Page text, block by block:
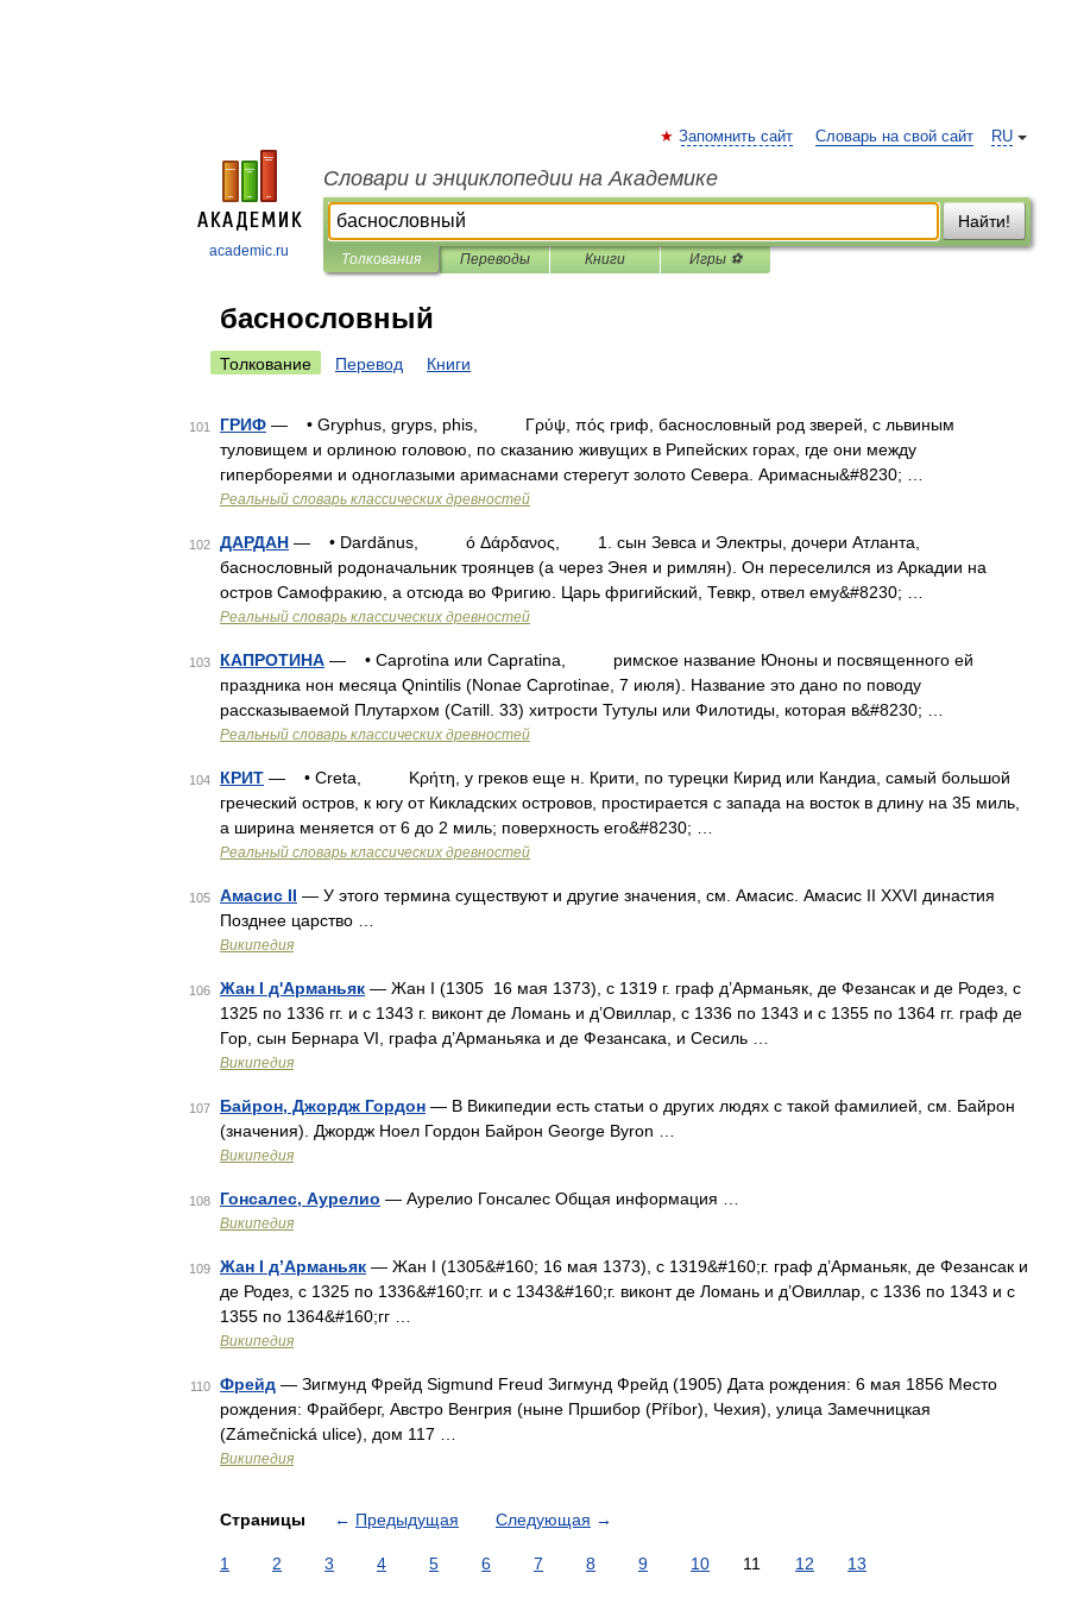
academic.ru
RU
Запомнить сайт Словарь на свой сайт
Словари и энциклопедии на Академике
Найти!
Толкования Переводы Книги Игры ⚽
баснословный
Толкование Перевод Книги
101 ГРИФ — • Gryphus, gryps, phis, Γρύψ, πός гриф, баснословный род зверей, с львиным
туловищем и орлиною головою, по сказанию живущих в Рипейских горах, где они между
гипербореями и одноглазыми аримаснами стерегут золото Севера. Аримасны&#8230; …
Реальный словарь классических древностей
102 ДАРДАН — • Dardănus, ó Δάρδανος, 1. сын Зевса и Электры, дочери Атланта,
баснословный родоначальник троянцев (а через Энея и римлян). Он переселился из Аркадии на
остров Самофракию, а отсюда во Фригию. Царь фригийский, Тевкр, отвел ему&#8230; …
Реальный словарь классических древностей
103 КАПРОТИНА — • Caprotina или Capratina, римское название Юноны и посвященного ей
праздника нон месяца Qnintilis (Nonae Caprotinae, 7 июля). Название это дано по поводу
рассказываемой Плутархом (Сатill. 33) хитрости Тутулы или Филотиды, которая в&#8230; …
Реальный словарь классических древностей
104 КРИТ — • Creta, Κρήτη, у греков еще н. Крити, по турецки Кирид или Кандиа, самый большой
греческий остров, к югу от Кикладских островов, простирается с запада на восток в длину на 35 миль,
а ширина меняется от 6 до 2 миль; поверхность его&#8230; …
Реальный словарь классических древностей
105 Амасис II — У этого термина существуют и другие значения, см. Амасис. Амасис II XXVI династия
Позднее царство …
Википедия
106 Жан I д'Арманьяк — Жан I (1305 16 мая 1373), с 1319 г. граф д’Арманьяк, де Фезансак и де Родез, с
1325 по 1336 гг. и с 1343 г. виконт де Ломань и д’Овиллар, с 1336 по 1343 и с 1355 по 1364 гг. граф де
Гор, сын Бернара VI, графа д’Арманьяка и де Фезансака, и Сесиль …
Википедия
107 Байрон, Джордж Гордон — В Википедии есть статьи о других людях с такой фамилией, см. Байрон
(значения). Джордж Ноел Гордон Байрон George Byron …
Википедия
108 Гонсалес, Аурелио — Аурелио Гонсалес Общая информация …
Википедия
109 Жан I д’Арманьяк — Жан I (1305&#160; 16 мая 1373), с 1319&#160;г. граф д’Арманьяк, де Фезансак и
де Родез, с 1325 по 1336&#160;гг. и с 1343&#160;г. виконт де Ломань и д’Овиллар, с 1336 по 1343 и с
1355 по 1364&#160;гг …
Википедия
110 Фрeйд — Зигмунд Фрейд Sigmund Freud Зигмунд Фрейд (1905) Дата рождения: 6 мая 1856 Место
рождения: Фрайберг, Австро Венгрия (ныне Пршибор (Příbor), Чехия), улица Замечницкая
(Zámečnická ulice), дом 117 …
Википедия
Страницы ← Предыдущая Следующая →
1 2 3 4 5 6 7 8 9 10 11 12 13